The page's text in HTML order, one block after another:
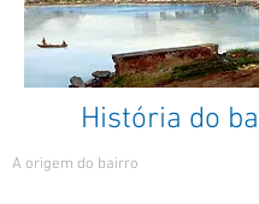
História do
A origem do bairro